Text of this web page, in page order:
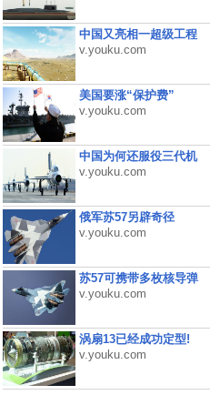
中国又亮相一超级工程
v.youku.com
美国要涨“保护费”
v.youku.com
中国为何还服役三代机
v.youku.com
俄军苏57另辟奇径
v.youku.com
苏57可携带多枚核导弹
v.youku.com
涡扇13已经成功定型!
v.youku.com